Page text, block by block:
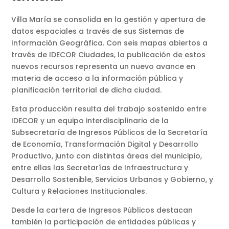
Villa María se consolida en la gestión y apertura de
datos espaciales a través de sus Sistemas de
Información Geográfica. Con seis mapas abiertos a
través de IDECOR Ciudades, la publicación de estos
nuevos recursos representa un nuevo avance en
materia de acceso a la información pública y
planificación territorial de dicha ciudad.
Esta producción resulta del trabajo sostenido entre
IDECOR y un equipo interdisciplinario de la
Subsecretaría de Ingresos Públicos de la Secretaría
de Economía, Transformación Digital y Desarrollo
Productivo, junto con distintas áreas del municipio,
entre ellas las Secretarías de Infraestructura y
Desarrollo Sostenible, Servicios Urbanos y Gobierno, y
Cultura y Relaciones Institucionales.
Desde la cartera de Ingresos Públicos destacan
también la participación de entidades públicas y